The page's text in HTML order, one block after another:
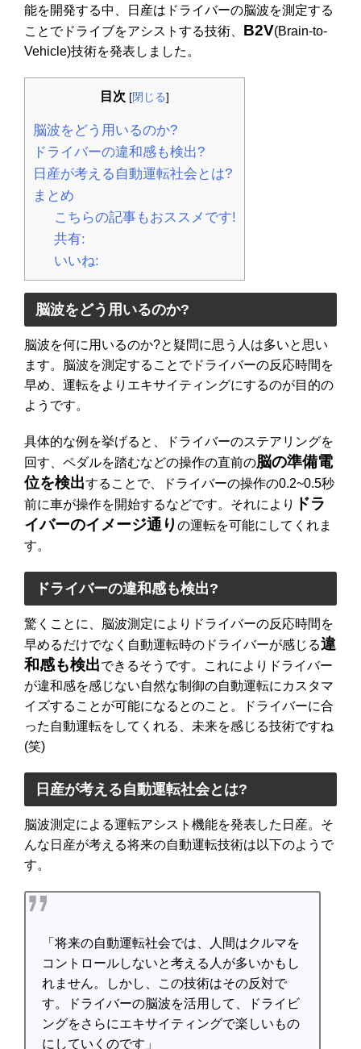
能を開発する中、日産はドライバーの脳波を測定する
ことでドライブをアシストする技術、 B2V(Brain-to-
Vehicle)技術を発表しました。
目次 [閉じる]
脳波をどう用いるのか?
ドライバーの違和感も検出?
日産が考える自動運転社会とは?
まとめ
こちらの記事もおススメです!
共有:
いいね:
脳波をどう用いるのか?
脳波を何に用いるのか?と疑問に思う人は多いと思い
ます。脳波を測定することでドライバーの反応時間を
早め、運転をよりエキサイティングにするのが目的の
ようです。
具体的な例を挙げると、ドライバーのステアリングを
回す、ペダルを踏むなどの操作の直前の脳の準備電
位を検出することで、ドライバーの操作の0.2~0.5秒
前に車が操作を開始するなどです。それにより
ドラ
イバーのイメージ通り の運転を可能にしてくれま
す。
ドライバーの違和感も検出?
驚くことに、脳波測定によりドライバーの反応時間を
早めるだけでなく自動運転時のドライバーが感じる違
和感も検出できるそうです。これによりドライバー
が違和感を感じない自然な制御の自動運転にカスタマ
イズすることが可能になるとのこと。ドライバーに合
った自動運転をしてくれる、未来を感じる技術ですね
(笑)
日産が考える自動運転社会とは?
脳波測定による運転アシスト機能を発表した日産。そ
んな日産が考える将来の自動運転技術は以下のようで
す。
「将来の自動運転社会では、人間はクルマを
コントロールしないと考える人が多いかもし
れません。しかし、この技術はその反対で
す。ドライバーの脳波を活用して、ドライビ
ングをさらにエキサイティングで楽しいもの
にしていくのです」